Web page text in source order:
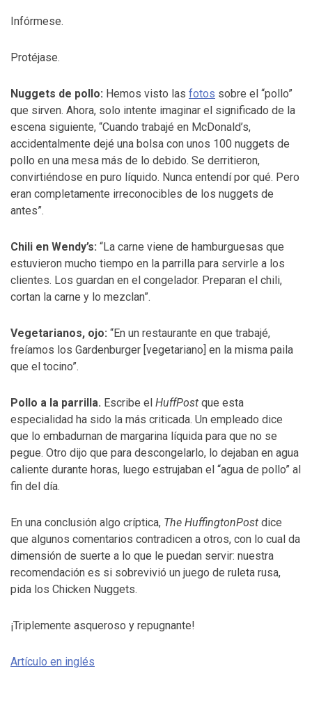
Infórmese.
Protéjase.
Nuggets de pollo: Hemos visto las fotos sobre el “pollo”
que sirven. Ahora, solo intente imaginar el significado de la
escena siguiente, “Cuando trabajé en McDonald’s,
accidentalmente dejé una bolsa con unos 100 nuggets de
pollo en una mesa más de lo debido. Se derritieron,
convirtiéndose en puro líquido. Nunca entendí por qué. Pero
eran completamente irreconocibles de los nuggets de
antes”.
Chili en Wendy’s: “La carne viene de hamburguesas que
estuvieron mucho tiempo en la parrilla para servirle a los
clientes. Los guardan en el congelador. Preparan el chili,
cortan la carne y lo mezclan”.
Vegetarianos, ojo: “En un restaurante en que trabajé,
freíamos los Gardenburger [vegetariano] en la misma paila
que el tocino”.
Pollo a la parrilla. Escribe el HuffPost que esta
especialidad ha sido la más criticada. Un empleado dice
que lo embadurnan de margarina líquida para que no se
pegue. Otro dijo que para descongelarlo, lo dejaban en agua
caliente durante horas, luego estrujaban el “agua de pollo” al
fin del día.
En una conclusión algo críptica, The HuffingtonPost dice
que algunos comentarios contradicen a otros, con lo cual da
dimensión de suerte a lo que le puedan servir: nuestra
recomendación es si sobrevivió un juego de ruleta rusa,
pida los Chicken Nuggets.
¡Triplemente asqueroso y repugnante!
Artículo en inglés